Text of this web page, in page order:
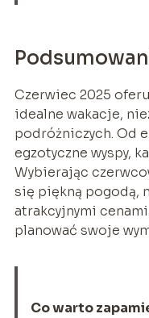
Czerwiec 2025
idealne wakacje,
podróżniczych. Od
egzotyczne wyspy,
Wybierając
się piękną pogodą,
atrakcyjnymi
planować swoje
Co warto